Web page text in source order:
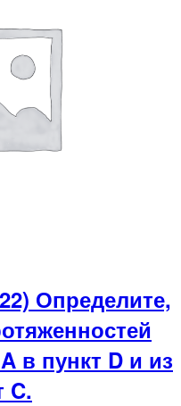
Определите,
в пункт D и из
C.